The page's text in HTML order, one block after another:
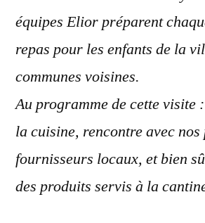
équipes Elior préparent
repas pour les enfants de la
communes voisines.
Au programme de cette visite
la cuisine, rencontre avec
fournisseurs locaux, et bien
des produits servis à la